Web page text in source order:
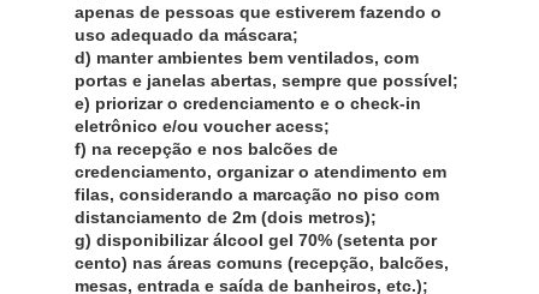
apenas de pessoas que estiverem fazendo o
uso adequado da máscara;
d) manter ambientes bem ventilados, com
portas e janelas abertas, sempre que possível;
e) priorizar o credenciamento e o check-in
eletrônico e/ou voucher acess;
f) na recepção e nos balcões de
credenciamento, organizar o atendimento em
filas, considerando a marcação no piso com
distanciamento de 2m (dois metros);
g) disponibilizar álcool gel 70% (setenta por
cento) nas áreas comuns (recepção, balcões,
mesas, entrada e saída de banheiros, etc.);